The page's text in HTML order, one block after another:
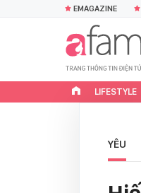
EMAGAZINE
LIFESTYLE
YÊU